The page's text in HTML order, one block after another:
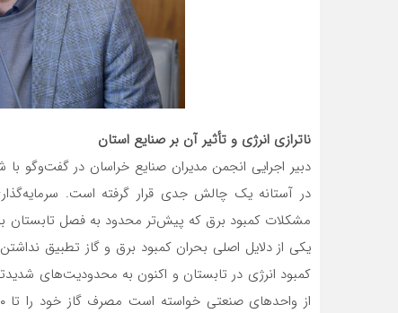
ناترازی انرژی و تأثیر آن بر صنایع استان
دبیر اجرایی انجمن مدیران صنایع خراسان در گفت‌و‌‌گو
در آستانه یک چالش جدی قرار گرفته است.
مشکلات کمبود برق که پیش‌تر محدود به فصل تابستان
یکی از دلایل اصلی بحران کمبود برق و گاز تطبیق
کمبود انرژی در تابستان و اکنون به محدودیت‌های